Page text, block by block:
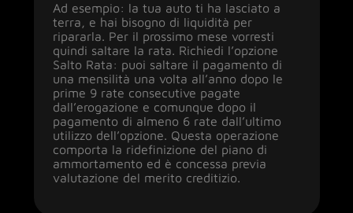
Ad esempio: la tua auto ti ha lasciato a
terra, e hai bisogno di liquidità per
ripararla. Per il prossimo mese vorresti
quindi saltare la rata. Richiedi l’opzione
Salto Rata: puoi saltare il pagamento di
una mensilità una volta all’anno dopo le
prime 9 rate consecutive pagate
dall’erogazione e comunque dopo il
pagamento di almeno 6 rate dall’ultimo
utilizzo dell’opzione. Questa operazione
comporta la ridefinizione del piano di
ammortamento ed è concessa previa
valutazione del merito creditizio.